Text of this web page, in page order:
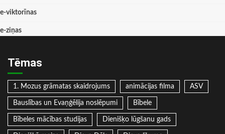
e-viktorīnas
e-ziņas
Tēmas
1. Mozus grāmatas skaidrojums animācijas filma ASV
Bauslības un Evaņģēlija noslēpumi Bībele
Bībeles mācības studijas Dienišķo lūgšanu gads